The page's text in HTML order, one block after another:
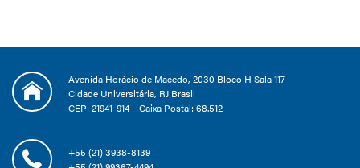
Avenida Horácio de Macedo, 2030 Bloco H Sala 117
Cidade Universitária, RJ Brasil
CEP: 21941-914 – Caixa Postal: 68.512
+55 (21) 3938-8139